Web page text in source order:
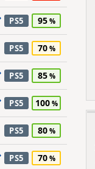
PS5 95
PS5 70
PS5 85
PS5 100
PS5 80
PS5 70